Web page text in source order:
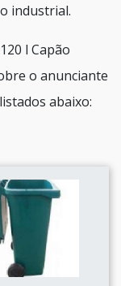
industrial.
l Capão
o anunciante
abaixo: